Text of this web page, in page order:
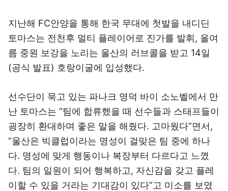
지난해 FC안양을 통해 한국 무대에 첫발을 내디딘
토마스는 전천후 멀티 플레이어로 진가를 발휘, 올여
름 중원 보강을 노리는 울산의 러브콜을 받고 14일
(공식 발표) 호랑이굴에 입성했다.
선수단이 묵고 있는 파나크 영덕 바이 소노벨에서 만
난 토마스는 “팀에 합류했을 때 선수들과 스태프들이
굉장히 환대하며 좋은 말을 해줬다. 고마웠다”면서,
“울산은 빅클럽이라는 명성이 걸맞은 팀 중에 하나
다. 명성에 맞게 행동이나 복장부터 다르다고 느꼈
다. 팀의 일원이 되어 행복하고, 자신감을 갖고 플레
이할 수 있을 거라는 기대감이 있다”고 미소를 보였